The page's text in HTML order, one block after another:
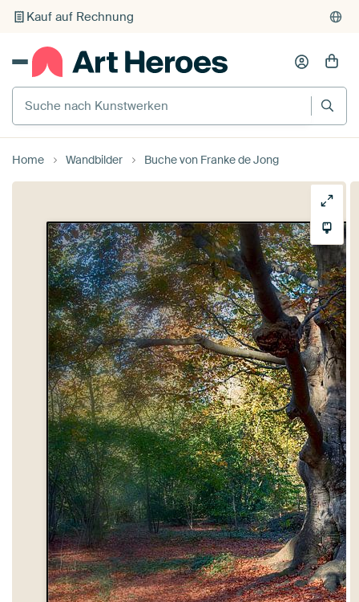
Individueller Druck auf Bestellung
Suche nach Kunstwerken
Home Wandbilder Buche von Franke de Jong